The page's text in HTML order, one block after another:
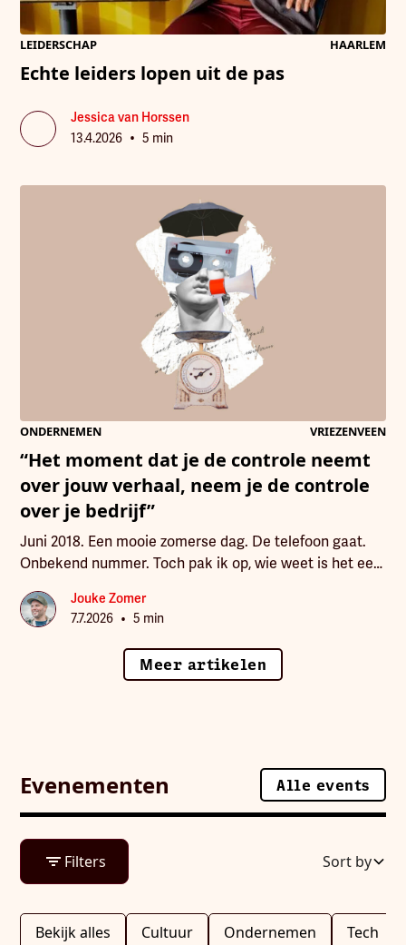
LEIDERSCHAP HAARLEM
Echte leiders lopen uit de pas
Jessica van Horssen
13.4.2026 • 5 min
ONDERNEMEN VRIEZENVEEN
“Het moment dat je de controle neemt
over jouw verhaal, neem je de controle
over je bedrijf”
Juni 2018. Een mooie zomerse dag. De telefoon gaat.
Onbekend nummer. Toch pak ik op, wie weet is het een
website waar ik flink in geïnvesteerd had. Zelf
ontworpen in Photoshop, gebouwd door een dure
ontwikkelaar. En nu was het wachten totdat ik gebeld
zou worden voor opdrachten.
Jouke Zomer
7.7.2026 • 5 min
Meer artikelen
Evenementen
Alle events
Alle artikelen
Filters
Bekijk alles Cultuur Ondernemen Tech
Sort by